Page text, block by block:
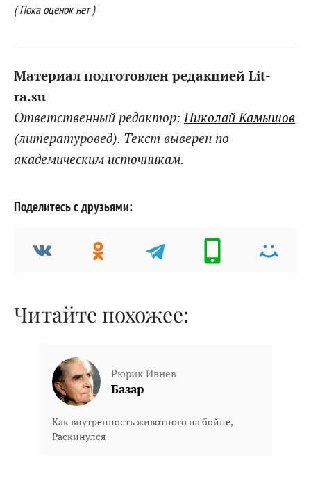
( Пока оценок нет )
Материал подготовлен редакцией Lit-
ra.su
Ответственный редактор: Николай Камышов
(литературовед). Текст выверен по
академическим источникам.
Поделитесь с друзьями:
Читайте похожее:
Рюрик Ивнев
Базар
Как внутренность животного на бойне,
Раскинулся